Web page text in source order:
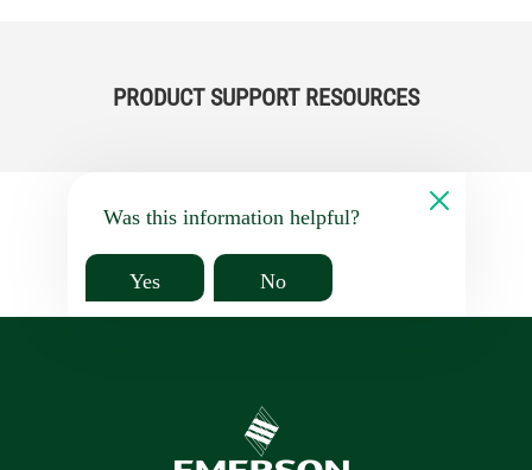
PRODUCT SUPPORT RESOURCES
Was this information helpful?
Yes No